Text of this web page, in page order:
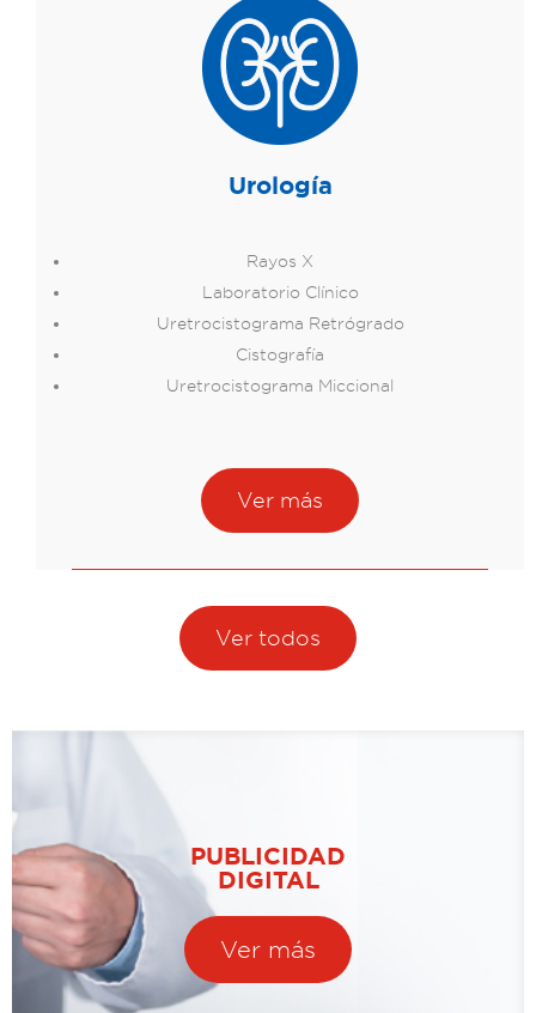
Urología
Rayos X
Laboratorio Clínico
Uretrocistograma Retrógrado
Cistografía
Uretrocistograma Miccional
Ver más
Ver todos
PUBLICIDAD
DIGITAL
Ver más